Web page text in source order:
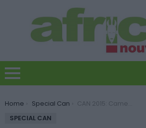
You are here:
Home Special Can
CAN 2015: Cameroun – La liste des 23 joueurs
SPECIAL CAN